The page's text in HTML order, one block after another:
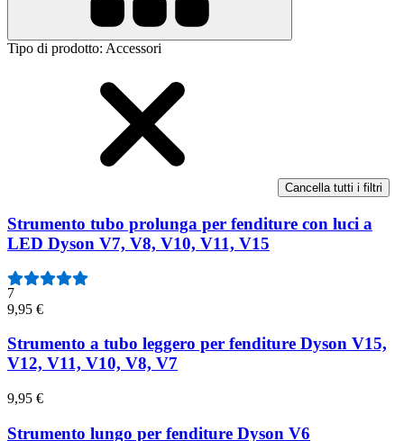
Tipo di prodotto: Accessori
Cancella tutti i filtri
Strumento tubo prolunga per fenditure con luci a
LED Dyson V7, V8, V10, V11, V15
7
9,95 €
Strumento a tubo leggero per fenditure Dyson V15,
V12, V11, V10, V8, V7
9,95 €
Strumento lungo per fenditure Dyson V6